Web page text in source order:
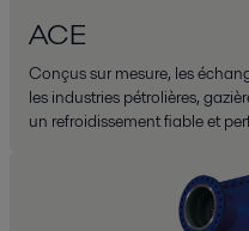
ACE
Conçus sur mesure, les
les industries pétrolières,
un refroidissement fiable et